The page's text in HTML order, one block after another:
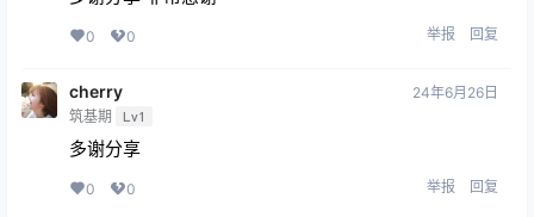
0 0 举报 回复
cherry
筑基期 Lv1
24年6月26日
多谢分享
0 0 举报 回复